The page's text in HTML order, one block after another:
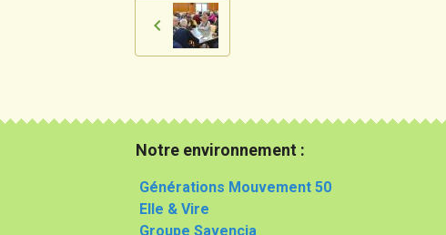
Notre environnement :
Générations Mouvement 50
Elle & Vire
Groupe Savencia